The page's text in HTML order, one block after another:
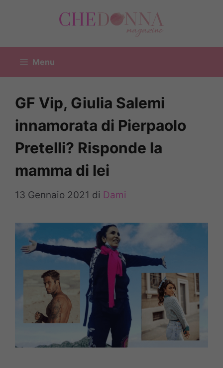
Menu
GF Vip, Giulia Salemi
innamorata di Pierpaolo
Pretelli? Risponde la
mamma di lei
13 Gennaio 2021 di Dami